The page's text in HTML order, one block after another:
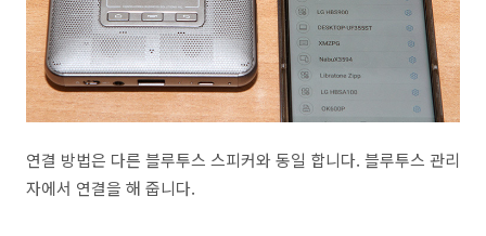
연결 방법은 다른 블루투스 스피커와 동일 합니다. 블루투스 관리
자에서 연결을 해 줍니다.